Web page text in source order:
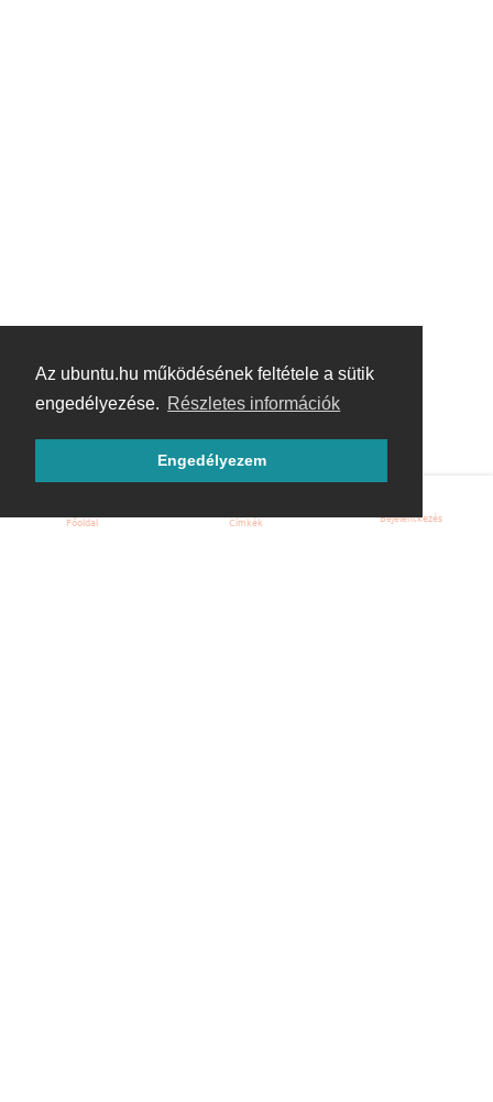
Az ubuntu.hu működésének feltétele a sütik
engedélyezése. Részletes információk
Engedélyezem
Főoldal Címkék Bejelentkezés